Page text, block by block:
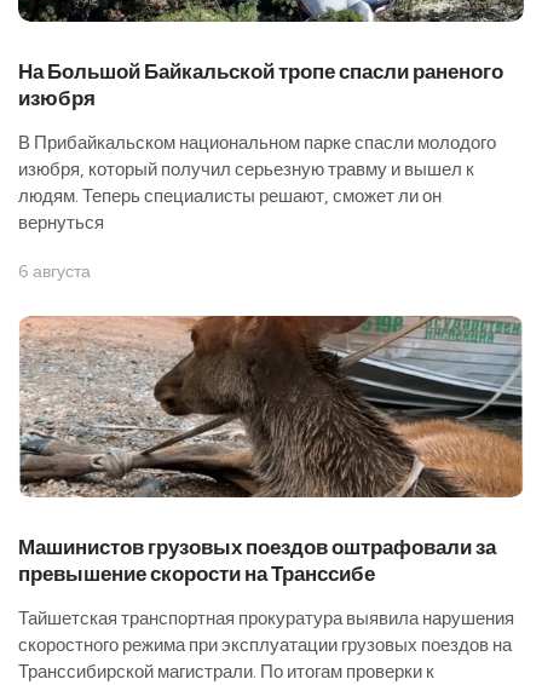
На Большой Байкальской тропе спасли раненого
изюбря
В Прибайкальском национальном парке спасли молодого
изюбря, который получил серьезную травму и вышел к
людям. Теперь специалисты решают, сможет ли он
вернуться
6 августа
Машинистов грузовых поездов оштрафовали за
превышение скорости на Транссибе
Тайшетская транспортная прокуратура выявила нарушения
скоростного режима при эксплуатации грузовых поездов на
Транссибирской магистрали. По итогам проверки к